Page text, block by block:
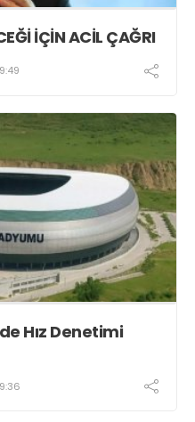
İÇİN ACİL ÇAĞRI
Hız Denetimi